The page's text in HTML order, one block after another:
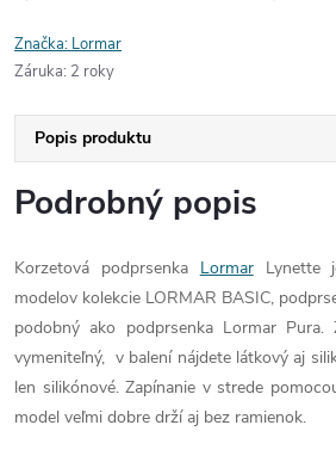
Značka: Lormar
Záruka: 2 roky
Popis produktu
Podrobný popis
Korzetová podprsenka LormarLynette
modelov kolekcie LORMAR BASIC,
podobný ako podprsenka Lormar
vymeniteľný, v balení nájdete látkový aj
len silikónové. Zapínanie v strede
model veľmi dobre drží aj bez ramienok.